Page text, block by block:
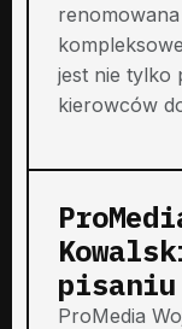
jest nie tylko
kierowców
ProMedia